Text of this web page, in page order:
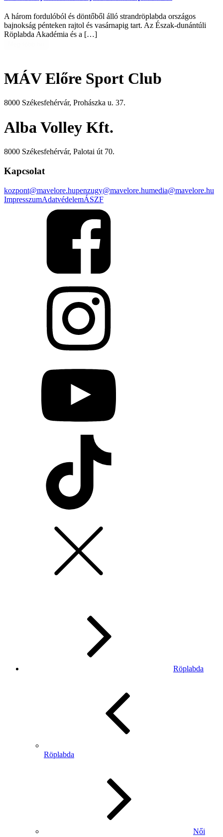
A három fordulóból és döntőből álló strandröplabda országos
bajnokság pénteken rajtol és vasárnapig tart. Az Észak-dunántúli
Röplabda Akadémia és a […]
MÁV Előre Sport Club
8000 Székesfehérvár, Prohászka u. 37.
Alba Volley Kft.
8000 Székesfehérvár, Palotai út 70.
Kapcsolat
kozpont@mavelore.hupenzugy@mavelore.humedia@mavelore.hu
ImpresszumAdatvédelemÁSZF
Röplabda
Röplabda
Női